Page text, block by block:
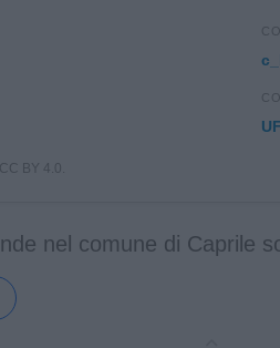
BY 4.0.
nel comune di Caprile